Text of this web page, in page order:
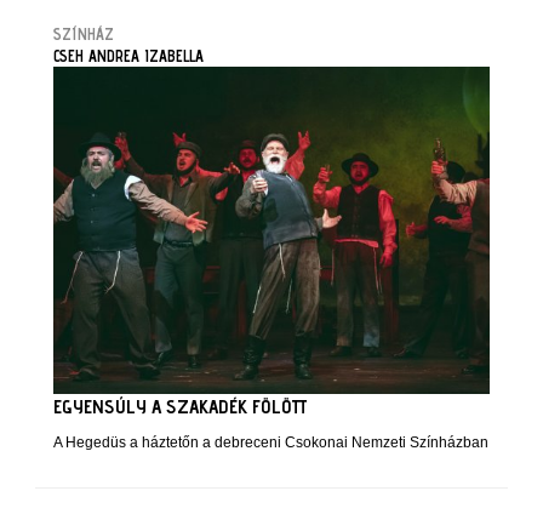
SZÍNHÁZ
CSEH ANDREA IZABELLA
EGYENSÚLY A SZAKADÉK FÖLÖTT
A Hegedüs a háztetőn a debreceni Csokonai Nemzeti Színházban